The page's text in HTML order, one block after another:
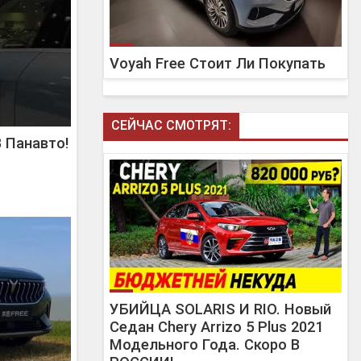
1.5
их
Voyah
на
км/ч
румах
ведь
Панавто!
Voyah Free Стоит Ли Покупать
СЕЙЧАС СМОТРЯТ:
УБИЙЦА SOLARIS И RIO. Новый
Седан Chery Arrizo 5 Plus 2021
Модельного Года. Скоро В